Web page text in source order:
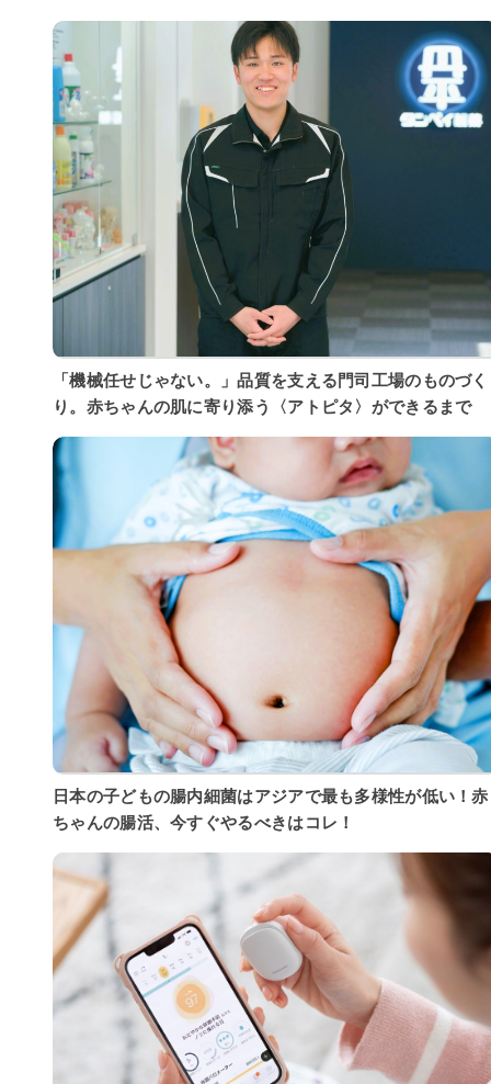
「機械任せじゃない。」品質を支える門司工場のものづく
り。赤ちゃんの肌に寄り添う〈アトピタ〉ができるまで
日本の子どもの腸内細菌はアジアで最も多様性が低い！赤
ちゃんの腸活、今すぐやるべきはコレ！